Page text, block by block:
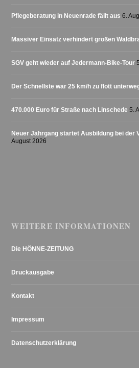
Pflegeberatung in Neuenrade fällt aus 6.
Massiver Einsatz verhindert großen
SGV geht wieder auf Jedermann-Bike-Tour
Der Schnellste war 25 km/h zu flott
470.000 Euro für Straße nach Linschede 5.
Neuer Jahrgang startet Ausbildung bei der
August 2026
WEITERE INFORMATIONEN
Die HÖNNE-ZEITUNG
Druckausgabe
Kontakt
Impressum
Datenschutzerklärung